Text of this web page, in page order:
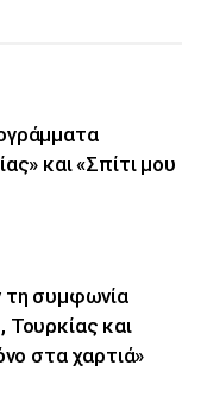
και «Σπίτι μου
τη συμφωνία
Τουρκίας και
στα χαρτιά»